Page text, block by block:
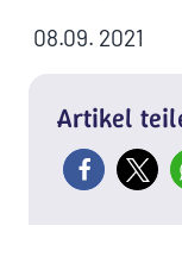
08.09. 2021
Artikel